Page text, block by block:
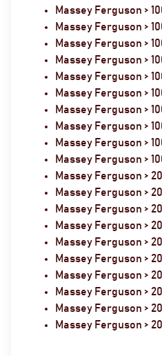
Massey Ferguson >
Massey Ferguson >
Massey Ferguson >
Massey Ferguson >
Massey Ferguson >
Massey Ferguson >
Massey Ferguson >
Massey Ferguson >
Massey Ferguson >
Massey Ferguson >
Massey Ferguson >
Massey Ferguson >
Massey Ferguson >
Massey Ferguson >
Massey Ferguson >
Massey Ferguson >
Massey Ferguson >
Massey Ferguson >
Massey Ferguson >
Massey Ferguson >